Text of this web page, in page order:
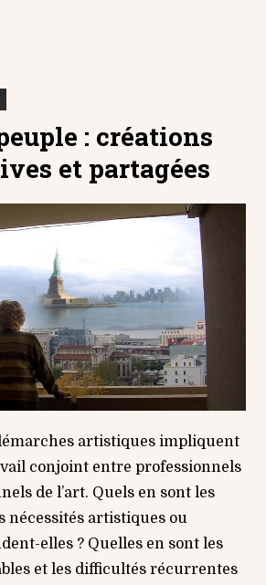
: créations
et partagées
artistiques impliquent
conjoint entre professionnels
de l’art. Quels en sont les
nécessités artistiques ou
elles ? Quelles en sont les
et les difficultés récurrentes